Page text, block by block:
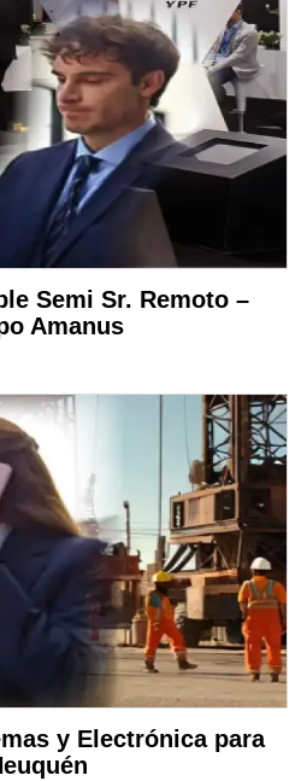
Semi Sr. Remoto –
Amanus
y Electrónica para